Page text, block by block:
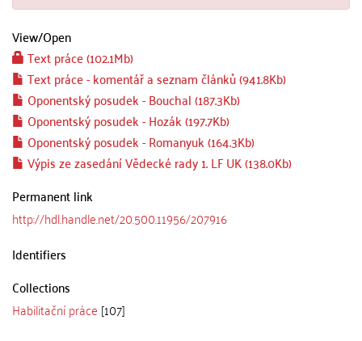
View/Open
Text práce (102.1Mb)
Text práce - komentář a seznam článků (941.8Kb)
Oponentský posudek - Bouchal (187.3Kb)
Oponentský posudek - Hozák (197.7Kb)
Oponentský posudek - Romanyuk (164.3Kb)
Výpis ze zasedání Vědecké rady 1. LF UK (138.0Kb)
Permanent link
http://hdl.handle.net/20.500.11956/207916
Identifiers
Collections
Habilitační práce [107]